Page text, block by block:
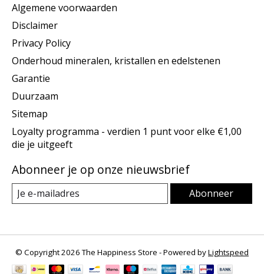
Algemene voorwaarden
Disclaimer
Privacy Policy
Onderhoud mineralen, kristallen en edelstenen
Garantie
Duurzaam
Sitemap
Loyalty programma - verdien 1 punt voor elke €1,00
die je uitgeeft
Abonneer je op onze nieuwsbrief
Abonneer
© Copyright 2026 The Happiness Store - Powered byLightspeed